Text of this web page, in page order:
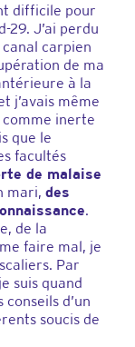
difficile pour
29. J’ai perdu
carpien
de ma
à la
j’avais même
inerte
que le
facultés
de malaise
mari, des
.
de la
faire mal, je
Par
suis quand
d’un
soucis de